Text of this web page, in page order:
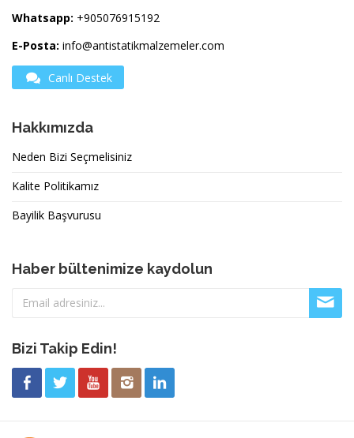
Whatsapp: +905076915192
E-Posta: info@antistatikmalzemeler.com
Canlı Destek
Hakkımızda
Neden Bizi Seçmelisiniz
Kalite Politikamız
Bayilik Başvurusu
Haber bültenimize kaydolun
Bizi Takip Edin!